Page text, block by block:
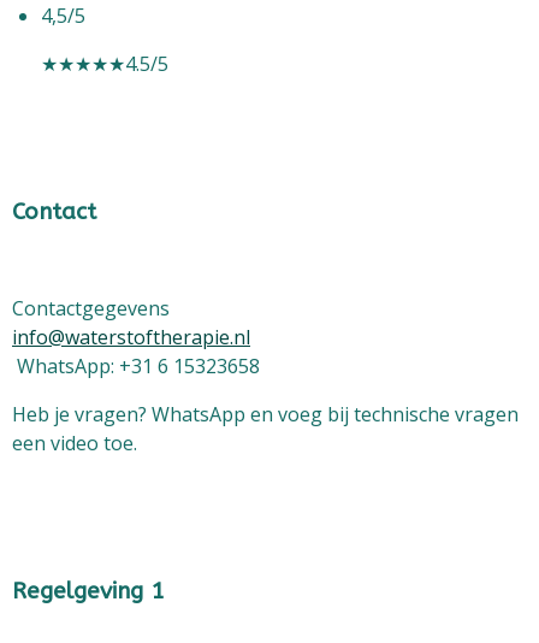
4,5/5
★★★★★4.5/5
Contact
Contactgegevens
info@waterstoftherapie.nl
WhatsApp: +31 6 15323658
Heb je vragen? WhatsApp en voeg bij technische vragen
een video toe.
Regelgeving 1